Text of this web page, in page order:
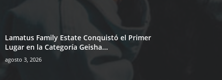
Lamatus Family Estate Conquistó el Primer
Lugar en la Categoría Geisha...
agosto 3, 2026